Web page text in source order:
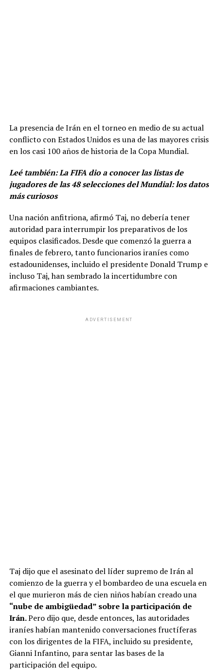
La presencia de Irán en el torneo en medio de su actual
conflicto con Estados Unidos es una de las mayores crisis
en los casi 100 años de historia de la Copa Mundial.
Leé también:La FIFA dio a conocer las listas de
jugadores de las 48 selecciones del Mundial: los datos
más curiosos
Una nación anfitriona, afirmó Taj, no debería tener
autoridad para interrumpir los preparativos de los
equipos clasificados. Desde que comenzó la guerra a
finales de febrero, tanto funcionarios iraníes como
estadounidenses, incluido el presidente Donald Trump e
incluso Taj, han sembrado la incertidumbre con
afirmaciones cambiantes.
ADVERTISEMENT
Taj dijo que el asesinato del líder supremo de Irán al
comienzo de la guerra y el bombardeo de una escuela en
el que murieron más de cien niños habían creado una
“nube de ambigüedad” sobre la participación de
Irán.Pero dijo que, desde entonces, las autoridades
iraníes habían mantenido conversaciones fructíferas
con los dirigentes de la FIFA, incluido su presidente,
Gianni Infantino, para sentar las bases de la
participación del equipo.